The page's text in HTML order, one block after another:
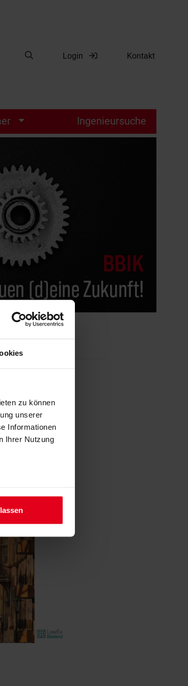
zu können
unserer
Informationen
Ihrer Nutzung
Suche
Suche öffnenLogin Kontakt
Ingenieursuche